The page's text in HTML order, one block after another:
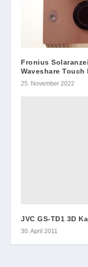
Fronius
Waveshare Touch
25. November 2022
JVC GS-TD1 3D
30. April 2011